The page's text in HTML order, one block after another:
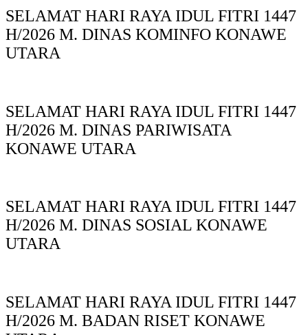
SELAMAT HARI RAYA IDUL FITRI 1447
H/2026 M. DINAS KOMINFO KONAWE
UTARA
SELAMAT HARI RAYA IDUL FITRI 1447
H/2026 M. DINAS PARIWISATA
KONAWE UTARA
SELAMAT HARI RAYA IDUL FITRI 1447
H/2026 M. DINAS SOSIAL KONAWE
UTARA
SELAMAT HARI RAYA IDUL FITRI 1447
H/2026 M. BADAN RISET KONAWE